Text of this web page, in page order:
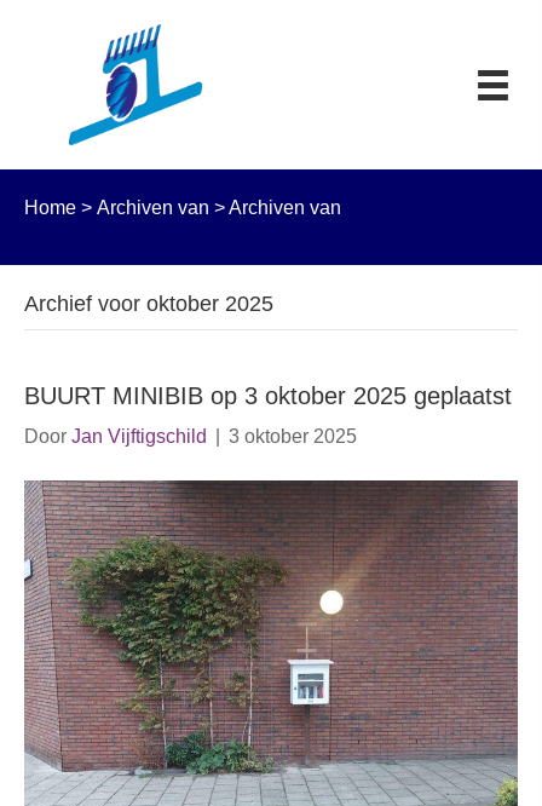
Home > Archiven van >Archiven van
Archief voor oktober 2025
BUURT MINIBIB op 3 oktober 2025 geplaatst
Door Jan Vijftigschild 3 oktober 2025